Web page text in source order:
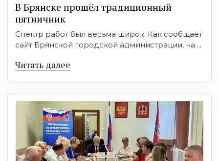
В Брянске прошёл традиционный
пятничник
Спектр работ был весьма широк. Как сообщает
сайт Брянской городской администрации, на ...
Читать далее